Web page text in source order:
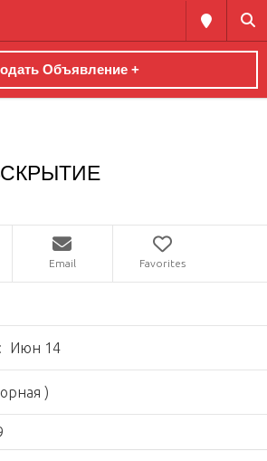
Объявление +
Email Favorites
Июн 14
)